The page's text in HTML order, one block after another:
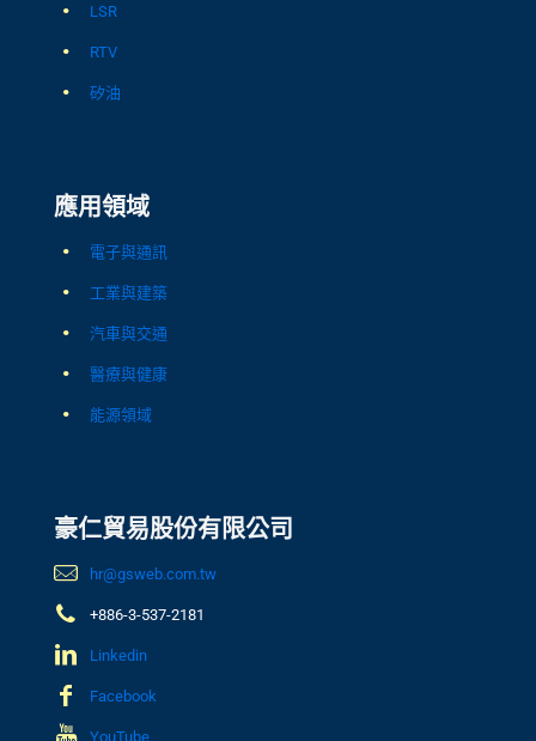
LSR
RTV
矽油
應用領域
電子與通訊
工業與建築
汽車與交通
醫療與健康
能源領域
豪仁貿易股份有限公司
hr@gsweb.com.tw
+886-3-537-2181
Linkedin
Facebook
YouTube